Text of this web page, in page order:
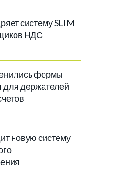
систему SLIM
НДС
формы
для держателей
новую систему